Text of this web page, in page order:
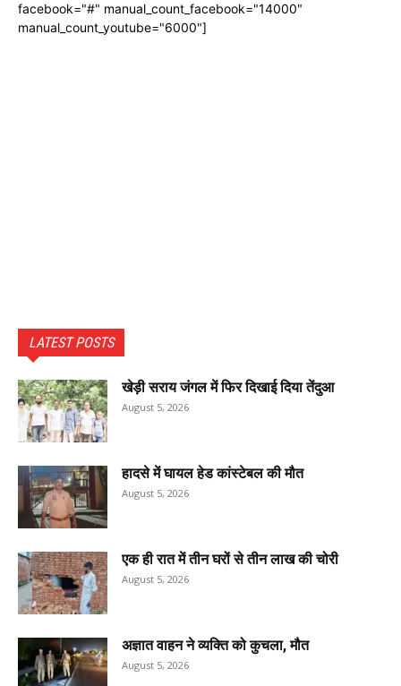
facebook="#" manual_count_facebook="14000"
manual_count_youtube="6000"]
LATEST POSTS
खेड़ी सराय जंगल में फिर दिखाई दिया तेंदुआ
August 5, 2026
हादसे में घायल हेड कांस्टेबल की मौत
August 5, 2026
एक ही रात में तीन घरों से तीन लाख की चोरी
August 5, 2026
अज्ञात वाहन ने व्यक्ति को कुचला, मौत
August 5, 2026